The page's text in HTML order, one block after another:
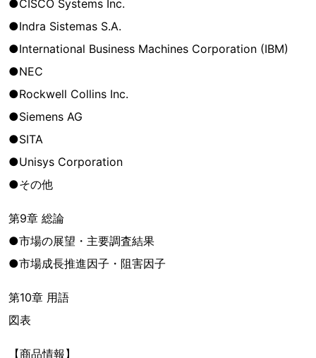
●CISCO Systems Inc.
●Indra Sistemas S.A.
●International Business Machines Corporation (IBM)
●NEC
●Rockwell Collins Inc.
●Siemens AG
●SITA
●Unisys Corporation
●その他
第9章 総論
●市場の展望・主要調査結果
●市場成長推進因子・阻害因子
第10章 用語
図表
【商品情報】